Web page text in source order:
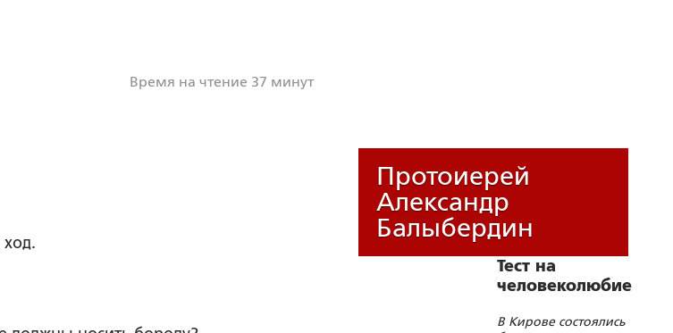
Время на чтение 37 минут
Протоиерей
Александр
Балыбердин
Тест на
человеколюбие
В Кирове состоялись